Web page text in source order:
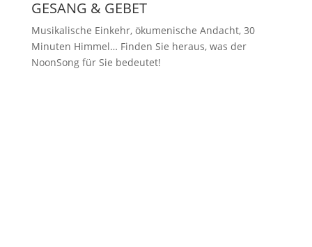
GESANG & GEBET
Musikalische Einkehr, ökumenische Andacht, 30
Minuten Himmel… Finden Sie heraus, was der
NoonSong für Sie bedeutet!